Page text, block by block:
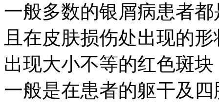
一般多数的银屑病患者
且在皮肤损伤处出现的
出现大小不等的红色斑
一般是在患者的躯干及